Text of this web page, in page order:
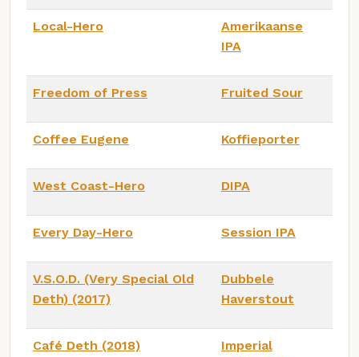
Local-Hero
Amerikaanse
IPA
Freedom of Press Fruited Sour
Coffee Eugene Koffieporter
West Coast-Hero DIPA
Every Day-Hero Session IPA
V.S.O.D. (Very Special Old
Deth) (2017)
Dubbele
Haverstout
Café Deth (2018)
Imperial